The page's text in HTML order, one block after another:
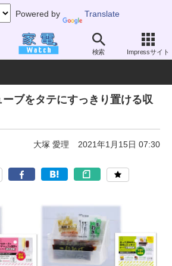
Powered by Translate
検索 Impressサイト
雑貨 キッチン雑貨
ブをタテにすっきり置ける収
大塚 愛理 2021年1月15日 07:30